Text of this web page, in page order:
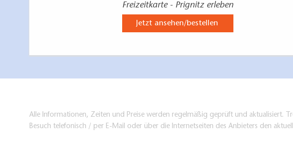
Freizeitkarte - Prignitz erleben
Jetzt ansehen/bestellen
Alle Informationen, Zeiten und Preise werden regelmäßig geprüft und aktualisiert.
Besuch telefonisch / per E-Mail oder über die Internetseiten des Anbieters den